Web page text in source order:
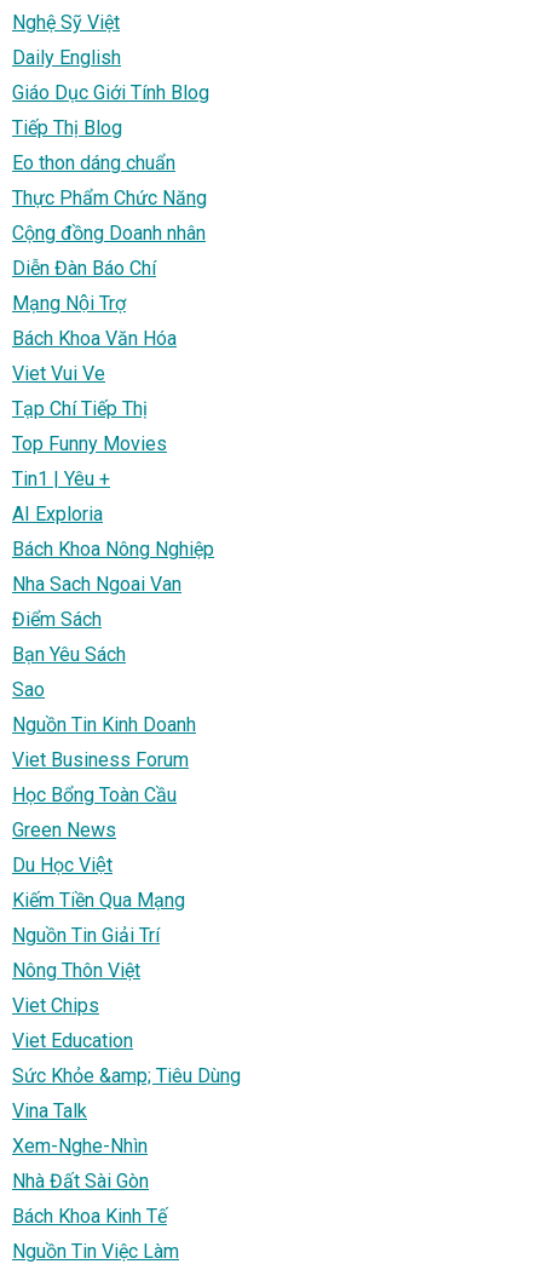
Nghệ Sỹ Việt
Daily English
Giáo Dục Giới Tính Blog
Tiếp Thị Blog
Eo thon dáng chuẩn
Thực Phẩm Chức Năng
Cộng đồng Doanh nhân
Diễn Đàn Báo Chí
Mạng Nội Trợ
Bách Khoa Văn Hóa
Viet Vui Ve
Tạp Chí Tiếp Thị
Top Funny Movies
Tin1 | Yêu +
AI Exploria
Bách Khoa Nông Nghiệp
Nha Sach Ngoai Van
Điểm Sách
Bạn Yêu Sách
Sao
Nguồn Tin Kinh Doanh
Viet Business Forum
Học Bổng Toàn Cầu
Green News
Du Học Việt
Kiếm Tiền Qua Mạng
Nguồn Tin Giải Trí
Nông Thôn Việt
Viet Chips
Viet Education
Sức Khỏe &amp; Tiêu Dùng
Vina Talk
Xem-Nghe-Nhìn
Nhà Đất Sài Gòn
Bách Khoa Kinh Tế
Nguồn Tin Việc Làm